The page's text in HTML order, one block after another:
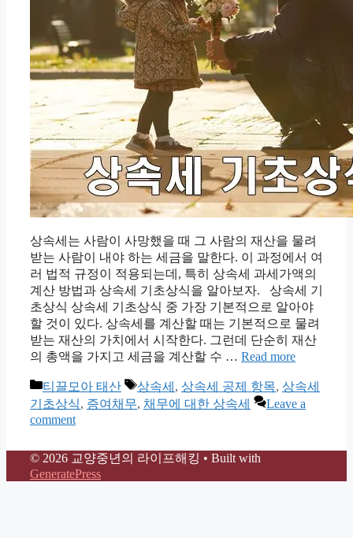
상속세는 사람이 사망했을 때 그 사람의 재산을 물려
받는 사람이 내야 하는 세금을 말한다. 이 과정에서 여
러 법적 규정이 적용되는데, 특히 상속세 과세가액의
계산 방법과 상속세 기초상식을 알아보자. 상속세 기
초상식 상속세 기초상식 중 가장 기본적으로 알아야
할 것이 있다. 상속세를 계산할 때는 기본적으로 물려
받는 재산의 가치에서 시작한다. 그런데 단순히 재산
의 총액을 가지고 세금을 계산할 수 … Read more
Categories
티끌모아 태산 Tags
상속세 , 상속세 공제 항목, 상속세
기초상식, 증여채무, 채무에 대한 상속세
Leave a
comment
© 2026 교양중년의 라이프해킹 • Built with
GeneratePress